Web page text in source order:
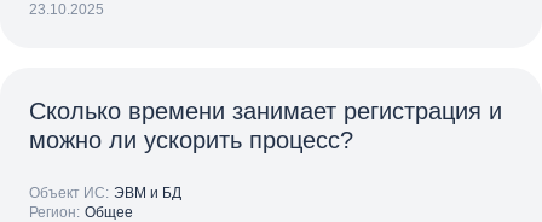
23.10.2025
Сколько времени занимает регистрация и
можно ли ускорить процесс?
Объект ИС: ЭВМ и БД
Регион: Общее